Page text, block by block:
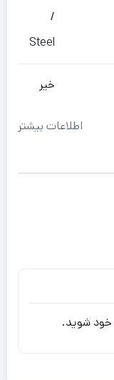
اطلاعات بیشتر
/
Steel
خیر
خود شوید.